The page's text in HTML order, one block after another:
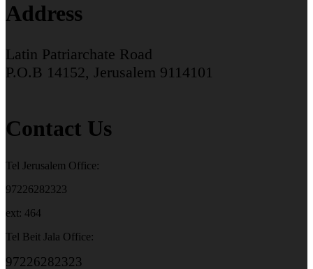
Address
Latin Patriarchate Road
P.O.B 14152, Jerusalem 9114101
Contact Us
Tel Jerusalem Office:
97226282323
ext: 464
Tel Beit Jala Office:
97226282323